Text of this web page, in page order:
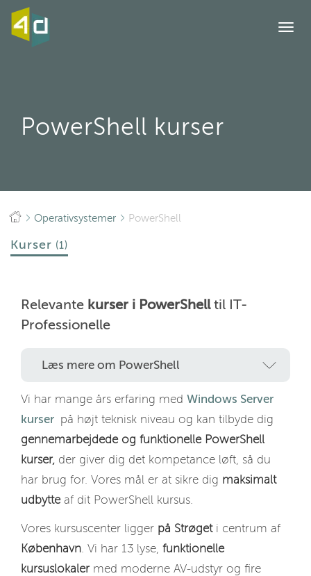
PowerShell kurser
Operativsystemer PowerShell
Kurser (1)
Relevante kurser i PowerShelltil IT-
Professionelle
Læs mere om PowerShell
Vi har mange års erfaring med Windows Server
kurser på højt teknisk niveau og kan tilbyde dig
gennemarbejdede og funktionelle PowerShell
kurser, der giver dig det kompetance løft, så du
har brug for. Vores mål er at sikre dig maksimalt
udbytteaf dit PowerShell kursus.
Vores kursuscenter ligger på Strøgeti centrum af
København. Vi har 13 lyse, funktionelle
kursuslokaler med moderne AV-udstyr og fire